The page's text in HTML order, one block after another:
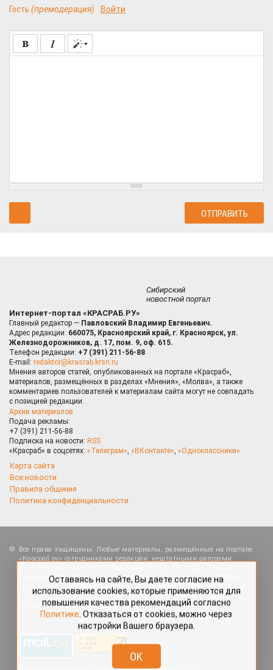
Гость (премодерация) Войти
Сибирский
новостной портал
Интернет-портал «КРАСРАБ.РУ»
Главный редактор — Павловский Владимир Евгеньевич.
Адрес редакции: 660075, Красноярский край, г. Красноярск, ул.
Железнодорожников, д. 17, пом. 9, оф. 615.
Телефон редакции: +7 (391) 211-56-88
E-mail: redaktor@krasrab.krsn.ru
Мнения авторов статей, опубликованных на портале «Красраб»,
материалов, размещённых в разделах «Мнения», «Молва», а также
комментариев пользователей к материалам сайта могут не совпадать
с позицией редакции.
Архив материалов
Подача рекламы:
+7 (391) 211-56-88
Подписка на новости: RSS
«Красраб» в соцсетях: «Телеграм», «ВКонтакте», «Одноклассники»
Карта сайта
Все новости
Правила общения
Политика конфиденциальности
Все права защищены. Любые материалы, размещённые на портале
«Красраб.ру» сотрудниками редакции, нештатными авторами
частичное использование материалов, размещённых на портале
«Красраб.ру», допускается только с письменного согласия редакции
с указанием ссылки на источник. Все вопросы можно задать
по адресуredaktor@krasrab.krsn.ru.
использование cookies, которые применяются для
повышения качества рекомендаций согласно
Политике. Отказаться от cookies, можно через
настройки Вашего браузера.
OK